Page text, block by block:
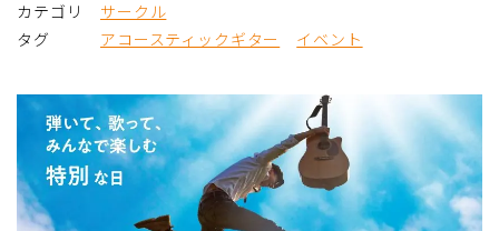
カテゴリ
サークル
タグ
アコースティックギター イベント